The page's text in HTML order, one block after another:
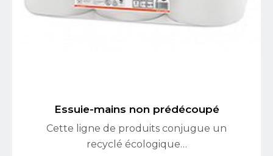
Essuie-mains non prédécoupé
Cette ligne de produits conjugue un
recyclé écologique…